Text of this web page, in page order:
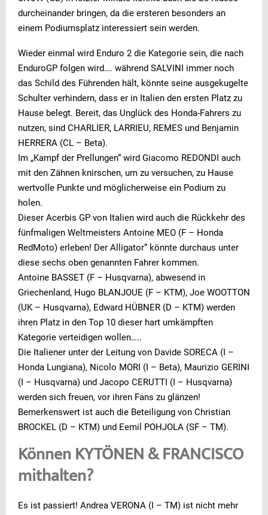
durcheinander bringen, da die ersteren besonders an
einem Podiumsplatz interessiert sein werden.
Wieder einmal wird Enduro 2 die Kategorie sein, die nach
EnduroGP folgen wird…. während SALVINI immer noch
das Schild des Führenden hält, könnte seine ausgekugelte
Schulter verhindern, dass er in Italien den ersten Platz zu
Hause belegt. Bereit, das Unglück des Honda-Fahrers zu
nutzen, sind CHARLIER, LARRIEU, REMES und Benjamin
HERRERA (CL – Beta).
Im „Kampf der Prellungen“ wird Giacomo REDONDI auch
mit den Zähnen knirschen, um zu versuchen, zu Hause
wertvolle Punkte und möglicherweise ein Podium zu
holen.
Dieser Acerbis GP von Italien wird auch die Rückkehr des
fünfmaligen Weltmeisters Antoine MEO (F – Honda
RedMoto) erleben! Der Alligator“ könnte durchaus unter
diese sechs oben genannten Fahrer kommen.
Antoine BASSET (F – Husqvarna), abwesend in
Griechenland, Hugo BLANJOUE (F – KTM), Joe WOOTTON
(UK – Husqvarna), Edward HÜBNER (D – KTM) werden
ihren Platz in den Top 10 dieser hart umkämpften
Kategorie verteidigen wollen…..
Die Italiener unter der Leitung von Davide SORECA (I –
Honda Lungiana), Nicolo MORI (I – Beta), Maurizio GERINI
(I – Husqvarna) und Jacopo CERUTTI (I – Husqvarna)
werden sich freuen, vor ihren Fans zu glänzen!
Bemerkenswert ist auch die Beteiligung von Christian
BROCKEL (D – KTM) und Eemil POHJOLA (SF – TM).
Können KYTÖNEN & FRANCISCO
mithalten?
Es ist passiert! Andrea VERONA (I – TM) ist nicht mehr